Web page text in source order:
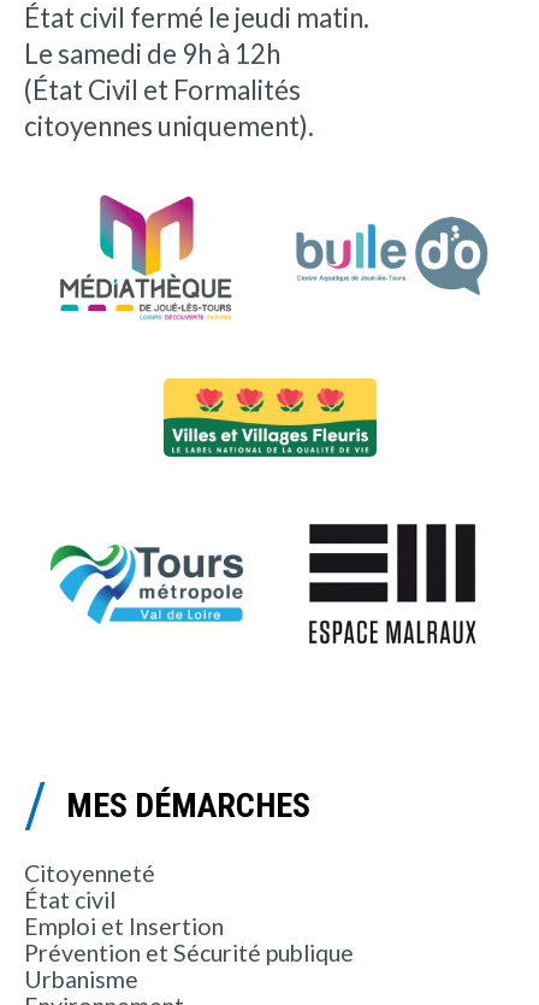
État civil fermé le jeudi matin.
Le samedi de 9h à 12h
(État Civil et Formalités
citoyennes uniquement).
MES DÉMARCHES
Citoyenneté
État civil
Emploi et Insertion
Prévention et Sécurité publique
Urbanisme